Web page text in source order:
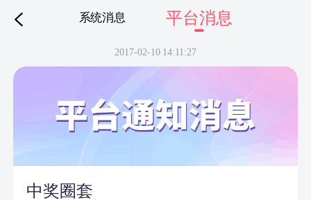
系统消息 平台消息
下拉刷新
2017-02-10 14:11:27
中奖圈套